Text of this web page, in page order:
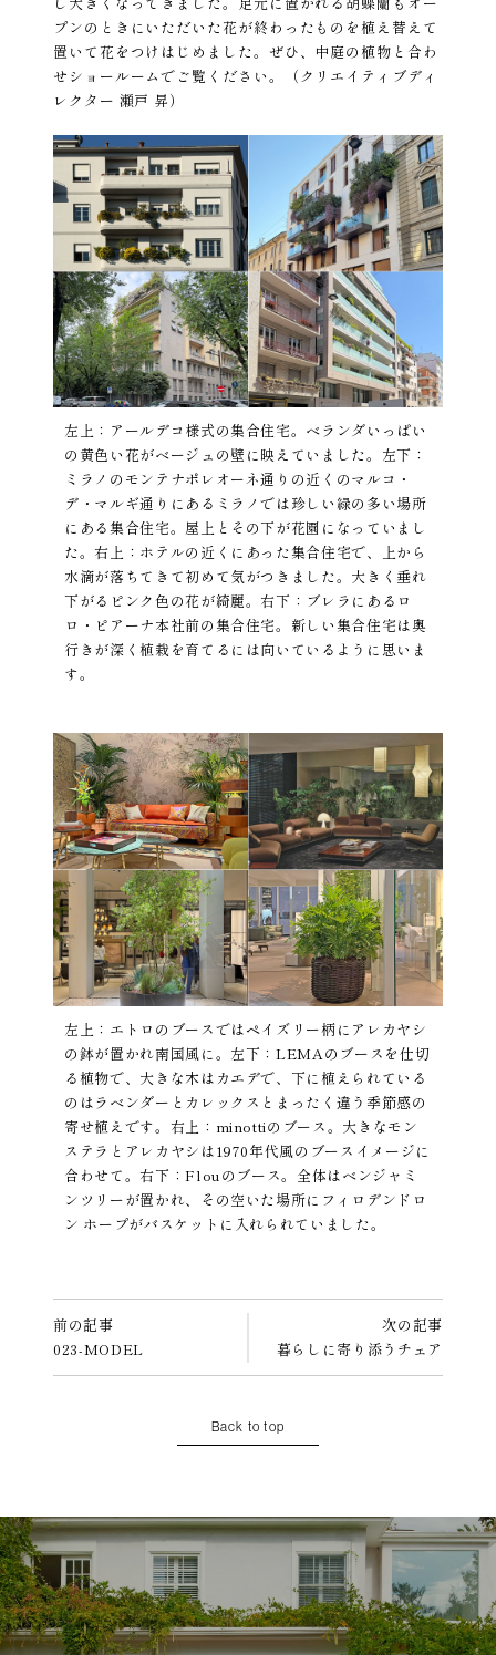
プンのときにいただいた花が終わったものを植え替えて
置いて花をつけはじめました。ぜひ、中庭の植物と合わ
せショールームでご覧ください。（クリエイティブディ
レクター 瀬戸 昇）
左上：アールデコ様式の集合住宅。ベランダいっぱい
の黄色い花がベージュの壁に映えていました。左下：
ミラノのモンテナポレオーネ通りの近くのマルコ・
デ・マルギ通りにあるミラノでは珍しい緑の多い場所
にある集合住宅。屋上とその下が花園になっていまし
た。右上：ホテルの近くにあった集合住宅で、上から
水滴が落ちてきて初めて気がつきました。大きく垂れ
下がるピンク色の花が綺麗。右下：ブレラにあるロ
ロ・ピアーナ本社前の集合住宅。新しい集合住宅は奥
行きが深く植栽を育てるには向いているように思いま
す。
左上：エトロのブースではペイズリー柄にアレカヤシ
の鉢が置かれ南国風に。左下：LEMAのブースを仕切
る植物で、大きな木はカエデで、下に植えられている
のはラベンダーとカレックスとまったく違う季節感の
寄せ植えです。右上：minottiのブース。大きなモン
ステラとアレカヤシは1970年代風のブースイメージに
合わせて。右下：Flouのブース。全体はベンジャミ
ンツリーが置かれ、その空いた場所にフィロデンドロ
ン ホープがバスケットに入れられていました。
前の記事
023-MODEL
次の記事
暮らしに寄り添うチェア
Back to top